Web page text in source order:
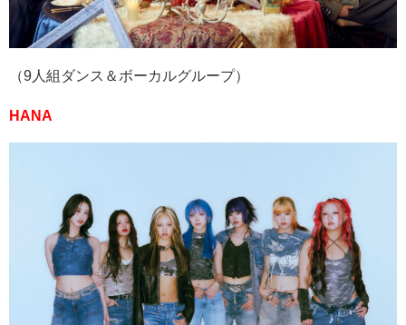
（9 人組ダンス＆ボーカルグループ）
HANA